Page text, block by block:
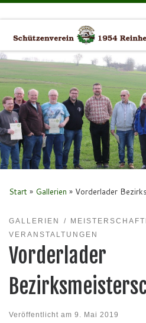
Zum Inhalt springen
Start » Gallerien » Vorderlader
GALLERIEN
VERANSTALTUNGEN
Vorderlader
Veröffentlicht am 9. Mai 2019